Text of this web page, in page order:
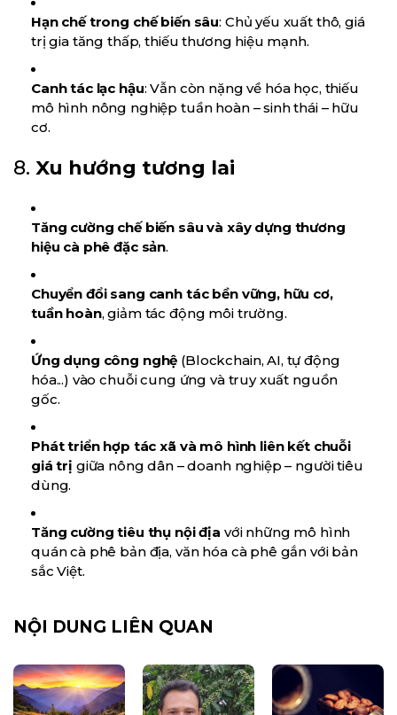
Hạn chế trong chế biến sâu: Chủ yếu xuất thô, giá
trị gia tăng thấp, thiếu thương hiệu mạnh.
Canh tác lạc hậu: Vẫn còn nặng về hóa học, thiếu
mô hình nông nghiệp tuần hoàn – sinh thái – hữu
cơ.
8. Xu hướng tương lai
Tăng cường chế biến sâu và xây dựng thương
hiệu cà phê đặc sản.
Chuyển đổi sang canh tác bền vững, hữu cơ,
tuần hoàn, giảm tác động môi trường.
Ứng dụng công nghệ (Blockchain, AI, tự động
hóa...) vào chuỗi cung ứng và truy xuất nguồn
gốc.
Phát triển hợp tác xã và mô hình liên kết chuỗi
giá trị giữa nông dân – doanh nghiệp – người tiêu
dùng.
Tăng cường tiêu thụ nội địa với những mô hình
quán cà phê bản địa, văn hóa cà phê gắn với bản
sắc Việt.
NỘI DUNG LIÊN QUAN